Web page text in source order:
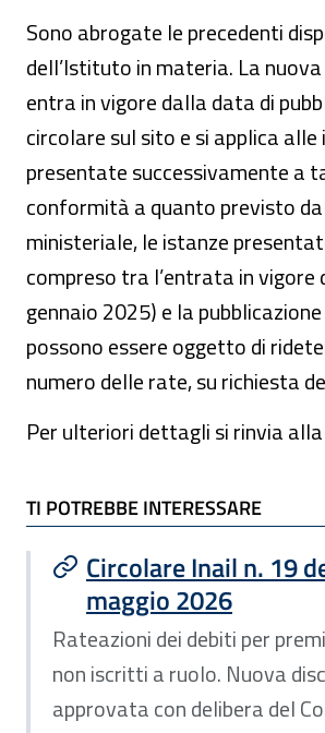
Sono abrogate le precedenti
dell’Istituto in materia. La
entra in vigore dalla data di
circolare sul sito e si applica alle
presentate successivamente a
conformità a quanto previsto
ministeriale, le istanze
compreso tra l’entrata in vigore
gennaio 2025) e la
possono essere oggetto di
numero delle rate, su richiesta
Per ulteriori dettagli si rinvia
TI POTREBBE INTERESSARE
TI POTREBBE INTERESSARE
Circolare Inail n. 19
maggio 2026
Rateazioni dei debiti per
non iscritti a ruolo. Nuova
approvata con delibera del